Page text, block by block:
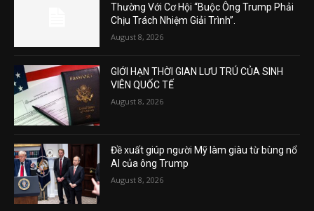
Thường Với Cơ Hội “Buộc Ông Trump Phải
Chịu Trách Nhiệm Giải Trình”.
August 8, 2026
GIỚI HẠN THỜI GIAN LƯU TRÚ CỦA SINH
VIÊN QUỐC TẾ
August 8, 2026
Đề xuất giúp người Mỹ làm giàu từ bùng nổ
AI của ông Trump
August 8, 2026